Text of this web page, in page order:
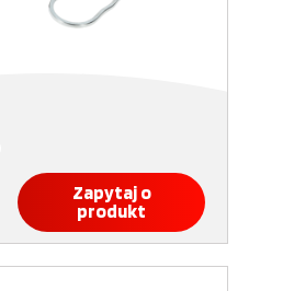
Zapytaj o
produkt